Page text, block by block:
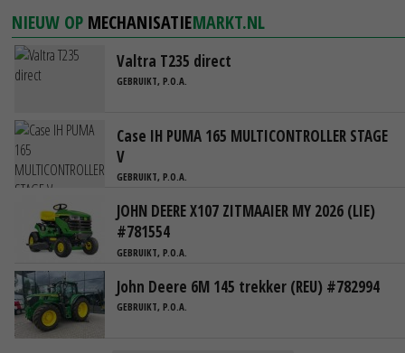
NIEUW OP MECHANISATIEMARKT.NL
Valtra T235 direct
GEBRUIKT, P.O.A.
Case IH PUMA 165 MULTICONTROLLER STAGE
V
GEBRUIKT, P.O.A.
JOHN DEERE X107 ZITMAAIER MY 2026 (LIE)
#781554
GEBRUIKT, P.O.A.
John Deere 6M 145 trekker (REU) #782994
GEBRUIKT, P.O.A.